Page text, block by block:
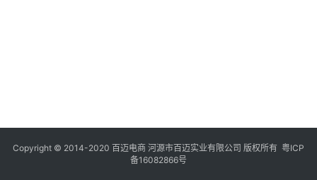
Copyright © 2014-2020 百迈电商 河源市百迈实业有限公司 版权所有 粤ICP
备16082866号